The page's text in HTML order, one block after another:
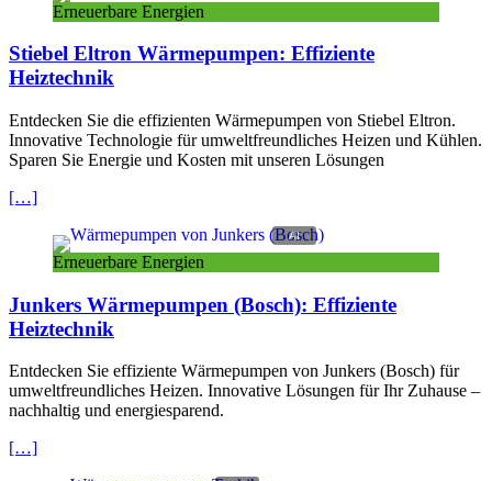
Erneuerbare Energien
Stiebel Eltron Wärmepumpen: Effiziente
Heiztechnik
Entdecken Sie die effizienten Wärmepumpen von Stiebel Eltron.
Innovative Technologie für umweltfreundliches Heizen und Kühlen.
Sparen Sie Energie und Kosten mit unseren Lösungen
[…]
Erneuerbare Energien
Junkers Wärmepumpen (Bosch): Effiziente
Heiztechnik
Entdecken Sie effiziente Wärmepumpen von Junkers (Bosch) für
umweltfreundliches Heizen. Innovative Lösungen für Ihr Zuhause –
nachhaltig und energiesparend.
[…]